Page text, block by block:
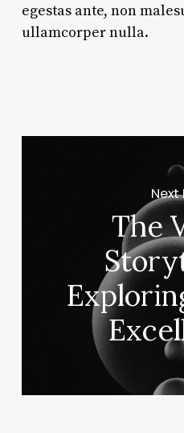
egestas ante, non
ullamcorper nulla.
Next
The